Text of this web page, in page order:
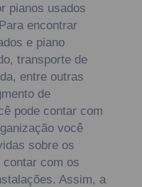
pianos usados
encontrar
e piano
transporte de
entre outras
de
pode contar com
você
sobre os
com os
Assim, a